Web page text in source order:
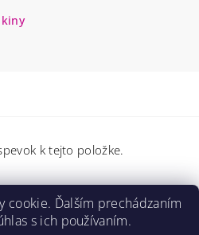
k tejto položke.
cookie. Ďalším prechádzaním
s ich používaním.